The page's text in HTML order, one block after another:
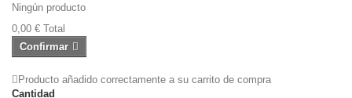
Ningún producto
0,00 € Total
Confirmar
Producto añadido correctamente a su carrito de compra
Cantidad